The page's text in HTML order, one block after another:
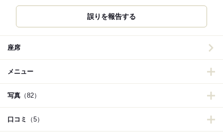
誤りを報告する
座席
メニュー
写真 （82）
口コミ （5）